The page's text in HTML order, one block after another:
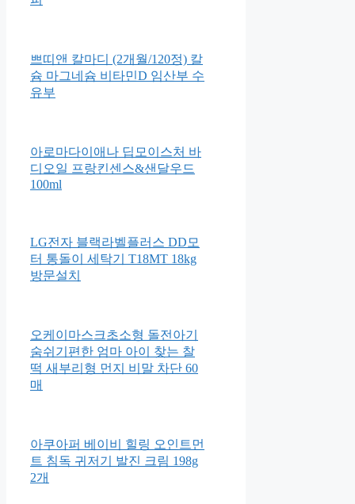
네스프레소 아르페지오 캡슐커
쁘띠앤 칼마디 (2개월/120정) 칼
슘 마그네슘 비타민D 임산부 수
아로마다이애나 딥모이스처 바
디오일 프랑킨센스&샌달우드
LG전자 블랙라벨플러스 DD모
터 통돌이 세탁기 T18MT 18kg
방문설치
오케이마스크초소형 돌전아기
숨쉬기편한 엄마 아이 찾는 찰
떡 새부리형 먼지 비말 차단 60